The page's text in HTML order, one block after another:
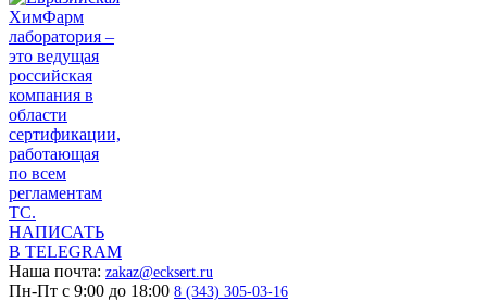
НАПИСАТЬ
В TELEGRAM
Наша почта: zakaz@ecksert.ru
Пн-Пт с 9:00 до 18:00 8 (343) 305-03-16